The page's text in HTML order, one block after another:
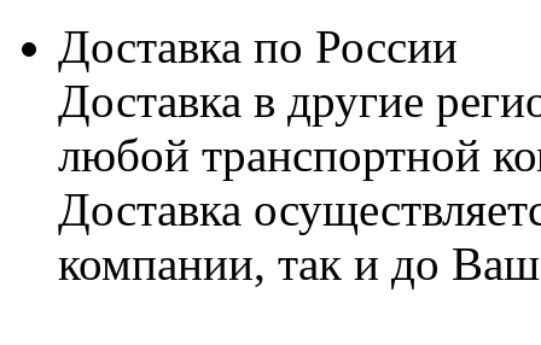
Доставка по России
Доставка в другие
любой транспортной
Доставка
компании, так и до